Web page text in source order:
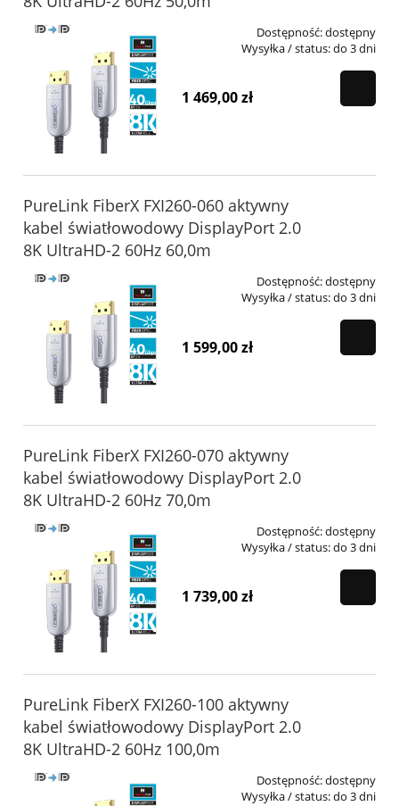
Dostępność:dostępny
Wysyłka / status:do 3 dni
1 469,00 zł
PureLink FiberX FXI260-060 aktywny
kabel światłowodowy DisplayPort 2.0
8K UltraHD-2 60Hz 60,0m
Dostępność:dostępny
Wysyłka / status:do 3 dni
1 599,00 zł
PureLink FiberX FXI260-070 aktywny
kabel światłowodowy DisplayPort 2.0
8K UltraHD-2 60Hz 70,0m
Dostępność:dostępny
Wysyłka / status:do 3 dni
1 739,00 zł
PureLink FiberX FXI260-100 aktywny
kabel światłowodowy DisplayPort 2.0
8K UltraHD-2 60Hz 100,0m
Dostępność:dostępny
Wysyłka / status:do 3 dni